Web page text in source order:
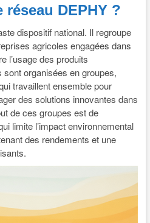
réseau DEPHY ?
dispositif national. Il regroupe
agricoles engagées dans
l’usage des produits
organisées en groupes,
travaillent ensemble pour
des solutions innovantes dans
de ces groupes est de
limite l’impact environnemental
des rendements et une